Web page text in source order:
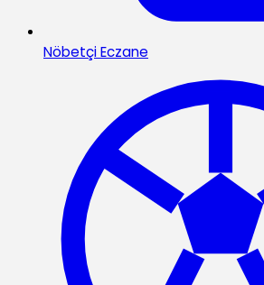
Nöbetçi Eczane